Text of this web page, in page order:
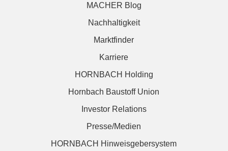
MACHER Blog
Nachhaltigkeit
Marktfinder
Karriere
HORNBACH Holding
Hornbach Baustoff Union
Investor Relations
Presse/Medien
HORNBACH Hinweisgebersystem